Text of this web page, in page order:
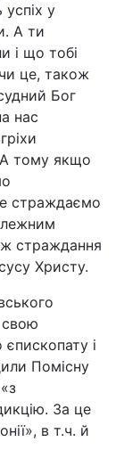
у
А ти
і що тобі
це, також
Бог
нас
А тому якщо
страждаємо
страждання
Христу.
свою
і
Помісну
За це
в т.ч. й